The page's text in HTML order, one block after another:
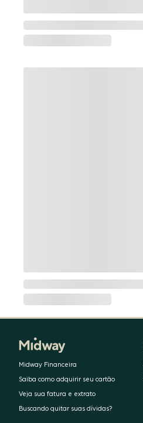
Midway Financeira
Saiba como adquirir seu cartão
Veja sua fatura e extrato
Buscando quitar suas dívidas?